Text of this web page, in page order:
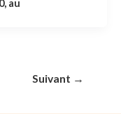
au
Suivant →